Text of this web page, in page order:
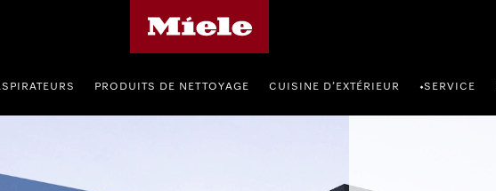
PRODUITS DE NETTOYAGE CUISINE D’EXTÉRIEUR •SERVICE